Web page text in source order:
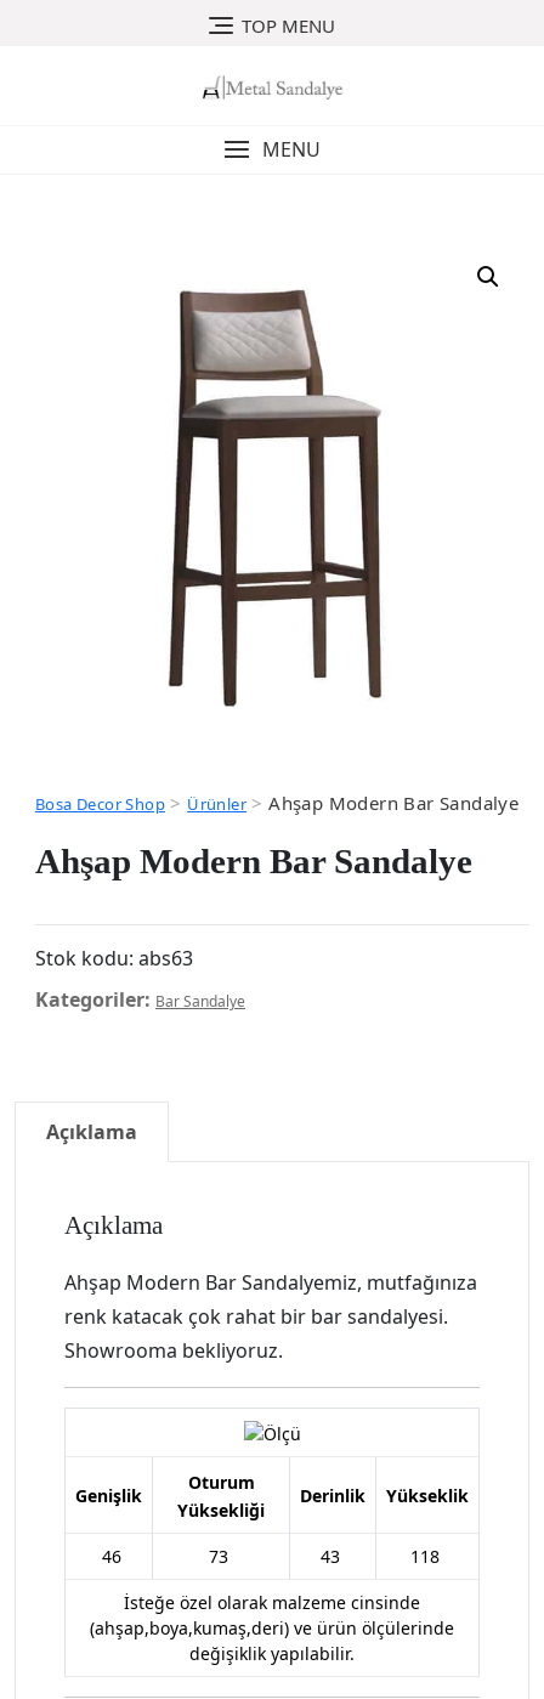
TOP MENU
MENU
Bosa Decor Shop> Ürünler>Ahşap Modern Bar Sandalye
Ahşap Modern Bar Sandalye
Stok kodu: abs63
Kategoriler: Bar Sandalye
Açıklama
Açıklama
Ahşap Modern Bar Sandalyemiz, mutfağınıza
renk katacak çok rahat bir bar sandalyesi.
Showrooma bekliyoruz.
Genişlik
Oturum
Yüksekliği
Derinlik Yükseklik
46 73 43
118
İsteğe özel olarak malzeme cinsinde
(ahşap,boya,kumaş,deri) ve ürün ölçülerinde
değişiklik yapılabilir.